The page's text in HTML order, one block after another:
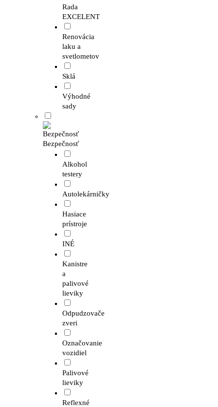
Rada
EXCELENT
Renovácia
laku a
svetlometov
Sklá
Výhodné
sady
Bezpečnosť
Alkohol
testery
Autolekárničky
Hasiace
prístroje
INÉ
Kanistre
a
palivové
lieviky
Odpudzovače
zveri
Označovanie
vozidiel
Palivové
lieviky
Reflexné